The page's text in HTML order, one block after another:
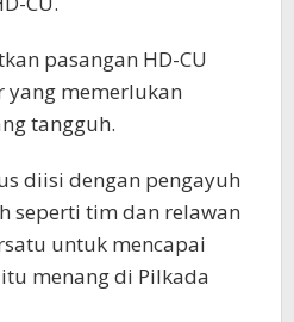
pasangan HD-CU
yang memerlukan
tangguh.
diisi dengan pengayuh
seperti tim dan relawan
untuk mencapai
menang di Pilkada